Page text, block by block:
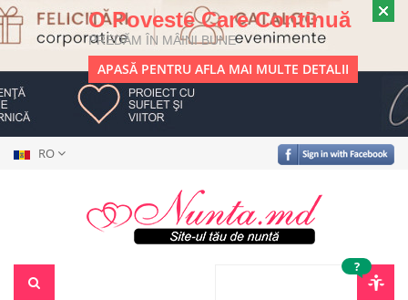
O Poveste Care Continuă
PREDĂM ÎN MÂINI BUNE
APASĂ PENTRU AFLA MAI MULTE DETALII
RO
?